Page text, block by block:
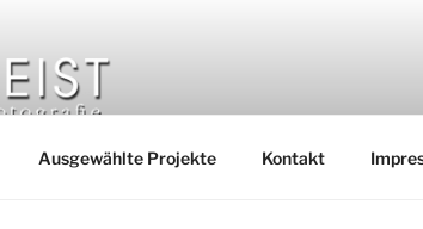
FOTOGRAFIE
Sakralbauten
Ausgewählte Projekte Kontakt